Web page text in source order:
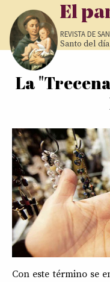
Pasar al contenido
El
REVISTA DE
Santo del
Usted está aquí
La
Con este término se